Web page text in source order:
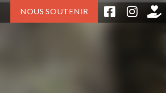
NOUS SOUTENIR